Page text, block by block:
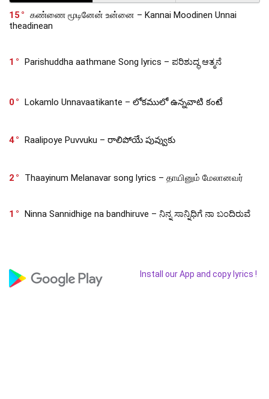
15
கண்ணை மூடினேன் உன்னை – Kannai Moodinen Unnai
theadinean
1 Parishuddha aathmane Song lyrics – ಪರಿಶುದ್ಧ ಆತ್ಮನೆ
0 Lokamlo Unnavaatikante – లోకములో ఉన్నవాటి కంటే
4 Raalipoye Puvvuku – రాలిపోయే పువ్వుకు
2 Thaayinum Melanavar song lyrics – தாயினும் மேலானவர்
1 Ninna Sannidhige na bandhiruve – ನಿನ್ನ ಸಾನ್ನಿಧಿಗೆ ನಾ ಬಂದಿರುವೆ
Install our App and copy lyrics !